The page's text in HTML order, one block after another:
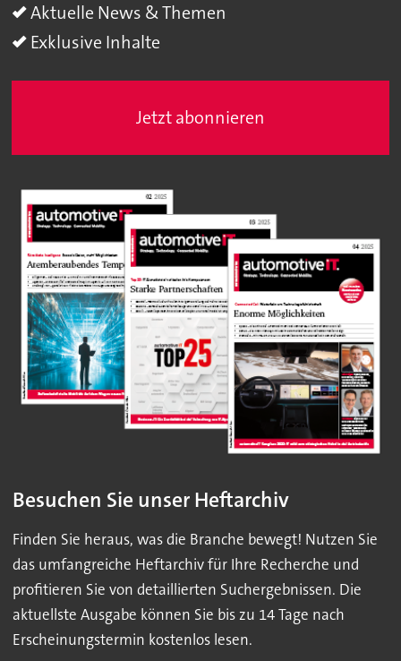
Aktuelle News & Themen
Exklusive Inhalte
Jetzt abonnieren
Besuchen Sie unser Heftarchiv
Finden Sie heraus, was die Branche bewegt! Nutzen Sie
das umfangreiche Heftarchiv für Ihre Recherche und
profitieren Sie von detaillierten Suchergebnissen. Die
aktuellste Ausgabe können Sie bis zu 14 Tage nach
Erscheinungstermin kostenlos lesen.